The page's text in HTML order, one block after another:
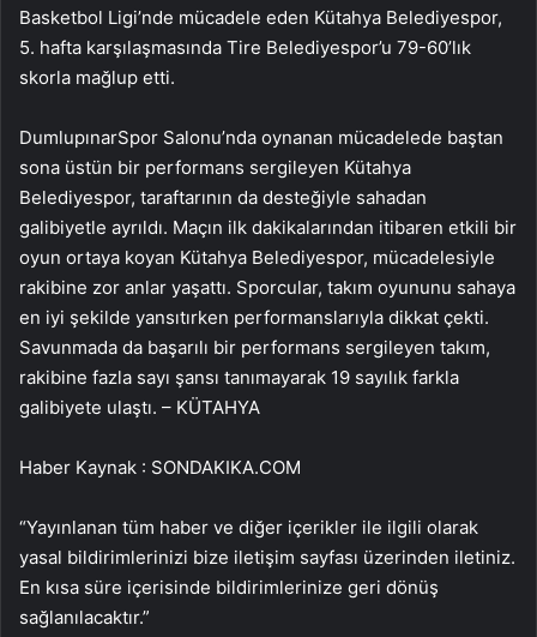
Basketbol Ligi’nde mücadele eden Kütahya Belediyespor,
5. hafta karşılaşmasında Tire Belediyespor’u 79-60’lık
skorla mağlup etti.
DumlupınarSpor Salonu’nda oynanan mücadelede baştan
sona üstün bir performans sergileyen Kütahya
Belediyespor, taraftarının da desteğiyle sahadan
galibiyetle ayrıldı. Maçın ilk dakikalarından itibaren etkili bir
oyun ortaya koyan Kütahya Belediyespor, mücadelesiyle
rakibine zor anlar yaşattı. Sporcular, takım oyununu sahaya
en iyi şekilde yansıtırken performanslarıyla dikkat çekti.
Savunmada da başarılı bir performans sergileyen takım,
rakibine fazla sayı şansı tanımayarak 19 sayılık farkla
galibiyete ulaştı. – KÜTAHYA
Haber Kaynak : SONDAKIKA.COM
“Yayınlanan tüm haber ve diğer içerikler ile ilgili olarak
yasal bildirimlerinizi bize iletişim sayfası üzerinden iletiniz.
En kısa süre içerisinde bildirimlerinize geri dönüş
sağlanılacaktır.”